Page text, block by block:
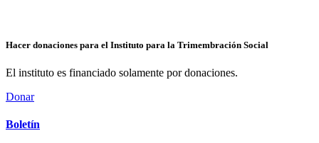
Hacer donaciones para el Instituto para la Trimembración Social
El instituto es financiado solamente por donaciones.
Donar
Boletín